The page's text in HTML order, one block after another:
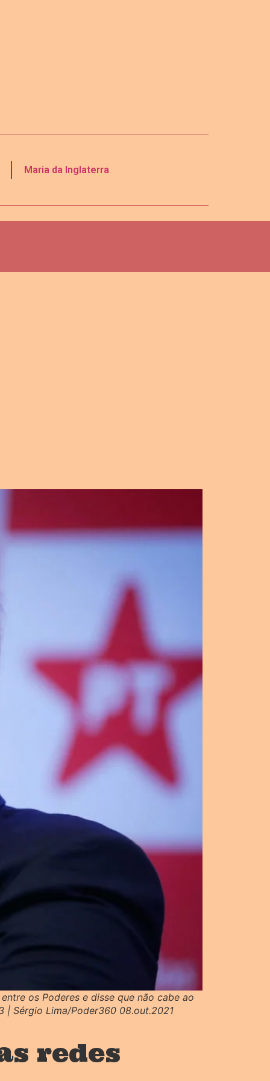
Maria da Inglaterra
os Poderes e disse que não cabe ao
| Sérgio Lima/Poder360 08.out.2021
redes